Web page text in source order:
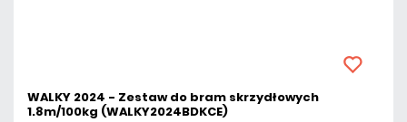
WALKY 2024 - Zestaw do bram skrzydłowych
1.8m/100kg (WALKY2024BDKCE)